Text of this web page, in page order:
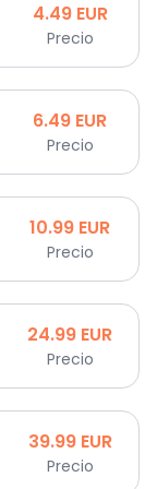
4.49 EUR
Precio
6.49 EUR
Precio
10.99 EUR
Precio
24.99 EUR
Precio
39.99 EUR
Precio